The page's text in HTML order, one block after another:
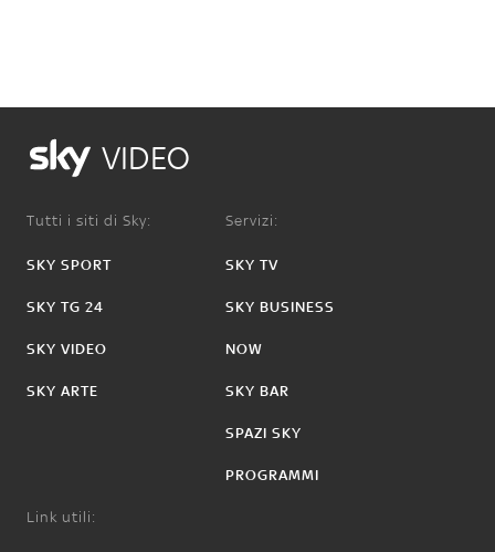
VIDEO
Tutti i siti di Sky:
SKY SPORT
SKY TG 24
SKY VIDEO
SKY ARTE
Servizi:
SKY TV
SKY BUSINESS
NOW
SKY BAR
SPAZI SKY
PROGRAMMI
Link utili: